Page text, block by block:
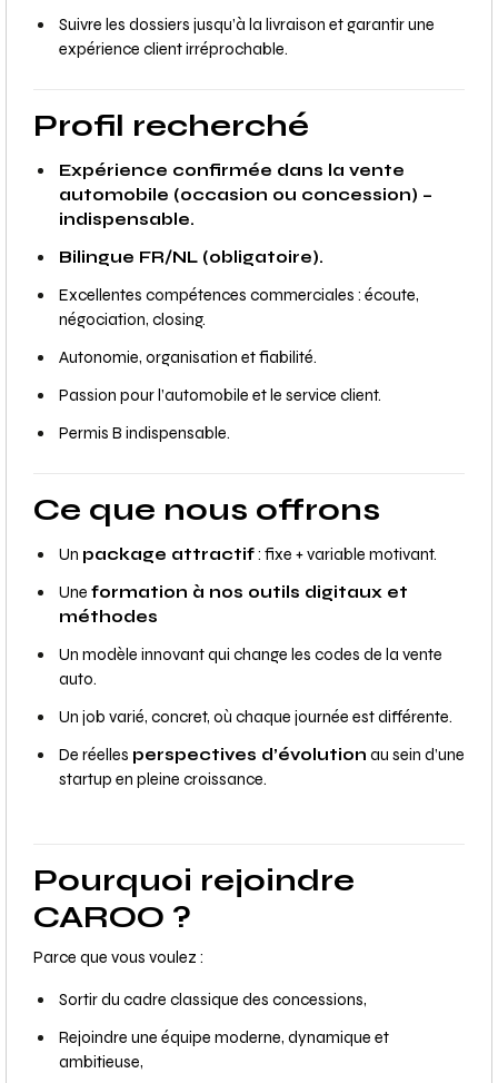
Suivre les dossiers jusqu’à la livraison et garantir une
expérience client irréprochable.
Profil recherché
Expérience confirmée dans la vente
automobile (occasion ou concession) –
indispensable.
Bilingue FR/NL (obligatoire).
Excellentes compétences commerciales : écoute,
négociation, closing.
Autonomie, organisation et fiabilité.
Passion pour l’automobile et le service client.
Permis B indispensable.
Ce que nous offrons
Un package attractif: fixe + variable motivant.
Une formation à nos outils digitaux et
méthodes
Un modèle innovant qui change les codes de la vente
auto.
Un job varié, concret, où chaque journée est différente.
De réelles perspectives d’évolution au sein d’une
startup en pleine croissance.
Pourquoi rejoindre
CAROO ?
Parce que vous voulez :
Sortir du cadre classique des concessions,
Rejoindre une équipe moderne, dynamique et
ambitieuse,